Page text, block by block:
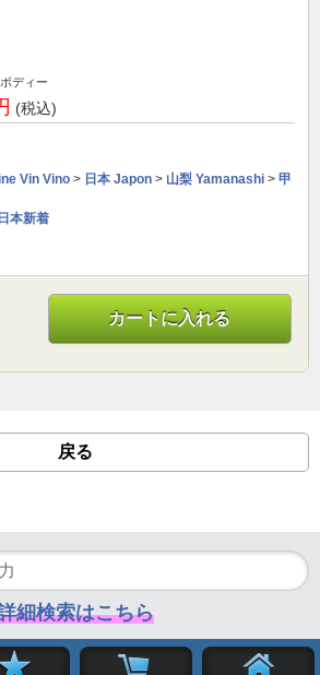
ディー
(税込)
Vin Vino > 日本 Japon > 山梨 Yamanashi > 甲
日本新着
カートに入れる
戻る
細検索はこちら